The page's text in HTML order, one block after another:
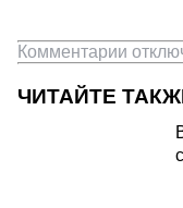
Комментарии
ЧИТАЙТЕ